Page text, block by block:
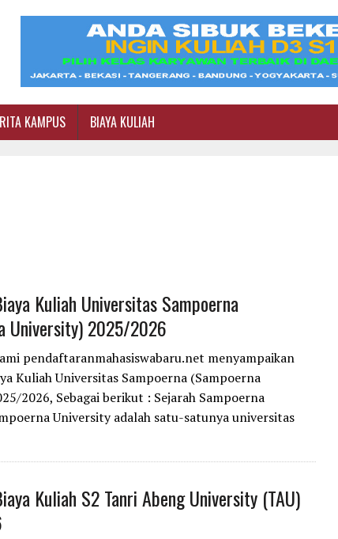
KAMPUS BIAYA KULIAH
Kuliah Universitas Sampoerna
University) 2025/2026
pendaftaranmahasiswabaru.net menyampaikan
Kuliah Universitas Sampoerna (Sampoerna
2026, Sebagai berikut : Sejarah Sampoerna
University adalah satu-satunya universitas
Kuliah S2 Tanri Abeng University (TAU)